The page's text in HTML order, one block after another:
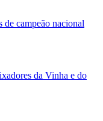
campeão nacional
da Vinha e do